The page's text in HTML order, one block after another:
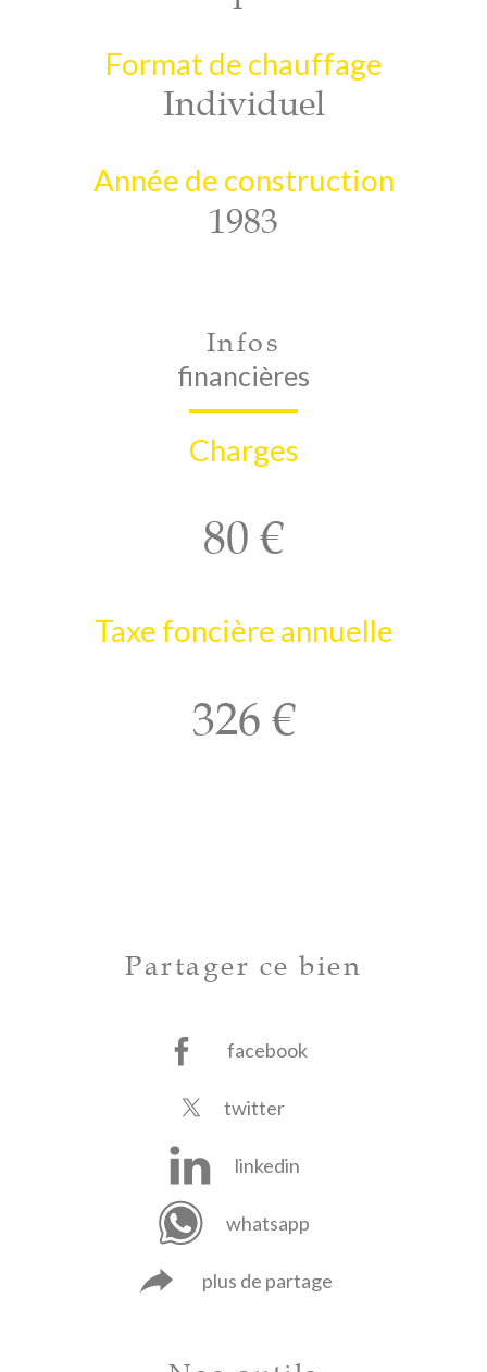
Format de chauffage
Individuel
Année de construction
1983
Infos
financières
Charges
80 €
Taxe foncière annuelle
326 €
Partager ce bien
facebook
twitter
linkedin
whatsapp
plus de partage